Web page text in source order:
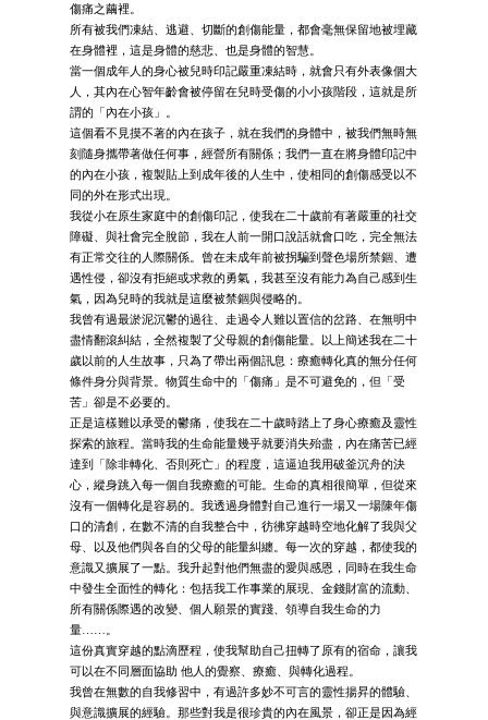
傷痛之繭裡。
所有被我們凍結、逃避、切斷的創傷能量，都會毫無保留地被埋藏
在身體裡，這是身體的慈悲、也是身體的智慧。
當一個成年人的身心被兒時印記嚴重凍結時，就會只有外表像個大
人，其內在心智年齡會被停留在兒時受傷的小小孩階段，這就是所
謂的「內在小孩」。
這個看不見摸不著的內在孩子，就在我們的身體中，被我們無時無
刻隨身攜帶著做任何事，經營所有關係；我們一直在將身體印記中
的內在小孩，複製貼上到成年後的人生中，使相同的創傷感受以不
同的外在形式出現。
我從小在原生家庭中的創傷印記，使我在二十歲前有著嚴重的社交
障礙、與社會完全脫節，我在人前一開口說話就會口吃，完全無法
有正常交往的人際關係。曾在未成年前被拐騙到聲色場所禁錮、遭
遇性侵，卻沒有拒絕或求救的勇氣，我甚至沒有能力為自己感到生
氣，因為兒時的我就是這麼被禁錮與侵略的。
我曾有過最淤泥沉鬱的過往、走過令人難以置信的岔路、在無明中
盡情翻滾糾結，全然複製了父母親的創傷能量。以上簡述我在二十
歲以前的人生故事，只為了帶出兩個訊息：療癒轉化真的無分任何
條件身分與背景。物質生命中的「傷痛」是不可避免的，但「受
苦」卻是不必要的。
正是這樣難以承受的鬱痛，使我在二十歲時踏上了身心療癒及靈性
探索的旅程。當時我的生命能量幾乎就要消失殆盡，內在痛苦已經
達到「除非轉化、否則死亡」的程度，這逼迫我用破釜沉舟的決
心，縱身跳入每一個自我療癒的可能。生命的真相很簡單，但從來
沒有一個轉化是容易的。我透過身體對自己進行一場又一場陳年傷
口的清創，在數不清的自我整合中，彷彿穿越時空地化解了我與父
母、以及他們與各自的父母的能量糾纏。每一次的穿越，都使我的
意識又擴展了一點。我升起對他們無盡的愛與感恩，同時在我生命
中發生全面性的轉化：包括我工作事業的展現、金錢財富的流動、
所有關係際遇的改變、個人願景的實踐、領導自我生命的力
量……。
這份真實穿越的點滴歷程，使我幫助自己扭轉了原有的宿命，讓我
可以在不同層面協助 他人的覺察、療癒、與轉化過程。
我曾在無數的自我修習中，有過許多妙不可言的靈性揚昇的體驗、
與意識擴展的經驗。那些對我是很珍貴的內在風景，卻正是因為經